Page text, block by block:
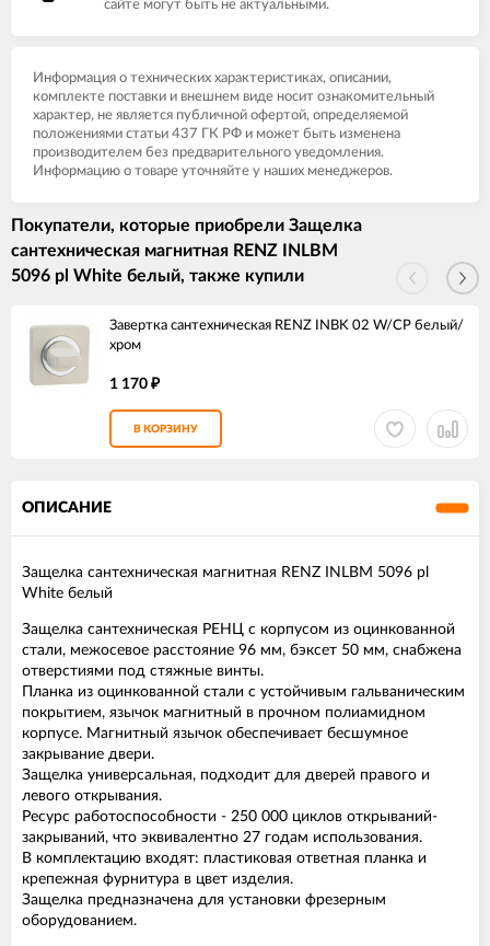
сайте могут быть не актуальными.
Информация о технических характеристиках, описании,
комплекте поставки и внешнем виде носит ознакомительный
характер, не является публичной офертой, определяемой
положениями статьи 437 ГК РФ и может быть изменена
производителем без предварительного уведомления.
Информацию о товаре уточняйте у наших менеджеров.
Покупатели, которые приобрели Защелка
сантехническая магнитная RENZ INLBM
5096 pl White белый, также купили
Завертка сантехническая RENZ INBK 02 W/CP белый/
хром
1 170 ₽
В КОРЗИНУ
ОПИСАНИЕ
Защелка сантехническая магнитная RENZ INLBM 5096 pl
White белый
Защелка сантехническая РЕНЦ с корпусом из оцинкованной
стали, межосевое расстояние 96 мм, бэксет 50 мм, снабжена
отверстиями под стяжные винты.
Планка из оцинкованной стали с устойчивым гальваническим
покрытием, язычок магнитный в прочном полиамидном
корпусе. Магнитный язычок обеспечивает бесшумное
закрывание двери.
Защелка универсальная, подходит для дверей правого и
левого открывания.
Ресурс работоспособности - 250 000 циклов открываний-
закрываний, что эквивалентно 27 годам использования.
В комплектацию входят: пластиковая ответная планка и
крепежная фурнитура в цвет изделия.
Защелка предназначена для установки фрезерным
оборудованием.